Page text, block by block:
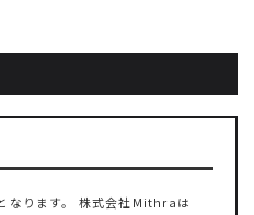
なります。 株式会社Mithraは